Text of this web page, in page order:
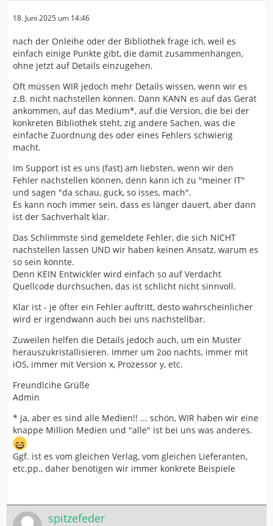
18. Juni 2025 um 14:46
nach der Onleihe oder der Bibliothek frage ich, weil es
einfach einige Punkte gibt, die damit zusammenhängen,
ohne jetzt auf Details einzugehen.
Oft müssen WIR jedoch mehr Details wissen, wenn wir es
z.B. nicht nachstellen können. Dann KANN es auf das Gerät
ankommen, auf das Medium*, auf die Version, die bei der
konkreten Bibliothek steht, zig andere Sachen, was die
einfache Zuordnung des oder eines Fehlers schwierig
macht.
Im Support ist es uns (fast) am liebsten, wenn wir den
Fehler nachstellen können, denn kann ich zu "meiner IT"
und sagen "da schau, guck, so isses, mach".
Es kann noch immer sein, dass es länger dauert, aber dann
ist der Sachverhalt klar.
Das Schlimmste sind gemeldete Fehler, die sich NICHT
nachstellen lassen UND wir haben keinen Ansatz, warum es
so sein könnte.
Denn KEIN Entwickler wird einfach so auf Verdacht
Quellcode durchsuchen, das ist schlicht nicht sinnvoll.
Klar ist - je öfter ein Fehler auftritt, desto wahrscheinlicher
wird er irgendwann auch bei uns nachstellbar.
Zuweilen helfen die Details jedoch auch, um ein Muster
herauszukristallisieren. Immer um 2oo nachts, immer mit
iOS, immer mit Version x, Prozessor y, etc.
Freundlcihe Grüße
Admin
* ja, aber es sind alle Medien!! ... schön, WIR haben wir eine
knappe Million Medien und "alle" ist bei uns was anderes.
Ggf. ist es vom gleichen Verlag, vom gleichen Lieferanten,
etc.pp., daher benötigen wir immer konkrete Beispiele
spitzefeder